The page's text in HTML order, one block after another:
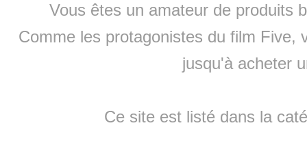
Vous êtes un amateur de produits
Comme les protagonistes du film Five,
jusqu'à acheter
Ce site est listé dans la